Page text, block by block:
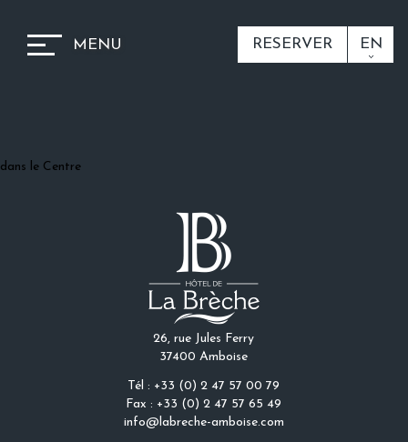
MENU RESERVER EN
dans le Centre
26, rue Jules Ferry
37400 Amboise
Tél : +33 (0) 2 47 57 00 79
Fax : +33 (0) 2 47 57 65 49
info@labreche-amboise.com